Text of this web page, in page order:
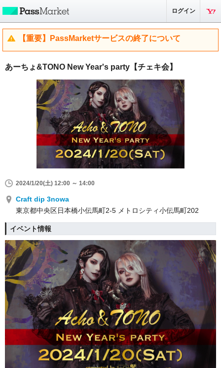
ログイン
【重要】PassMarketサービスの終了について
あーちょ&TONO New Year's party【チェキ会】
2024/1/20(土) 12:00 ～ 14:00
Craft dip 3nowa
東京都中央区日本橋小伝馬町2-5 メトロシティ小伝馬町202
イベント情報